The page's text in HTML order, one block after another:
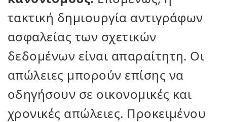
τακτική δημιουργία αντιγράφων
ασφαλείας των σχετικών
δεδομένων είναι απαραίτητη. Οι
απώλειες μπορούν επίσης να
οδηγήσουν σε οικονομικές και
χρονικές απώλειες. Προκειμένου